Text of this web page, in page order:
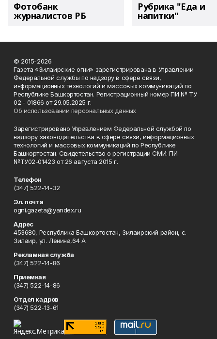
Фотобанк
журналистов РБ
Рубрика "Еда и
напитки"
© 2015-2026
Газета «Зилаирские огни» зарегистрирована в Управлении
Федеральной службы по надзору в сфере связи,
информационных технологий и массовых коммуникаций по
Республике Башкортостан. Регистрационный номер ПИ № ТУ
02 - 01866 от 29.05.2025 г.
Об использовании персональных данных
Зарегистрировано Управлением Федеральной службой по
надзору законодательства в сфере связи, информационных
технологий и массовых коммуникаций по Республике
Башкортостан. Свидетельство о регистрации СМИ: ПИ
№ТУ02-01423 от 26 августа 2015 г.
Телефон
(347) 522-14-32
Эл. почта
ogni.gazeta@yandex.ru
Адрес
453680, Республика Башкортостан, Зилаирский район, с.
Зилаир, ул. Ленина,64 А
Рекламная служба
(347) 522-14-86
Приемная
(347) 522-14-86
Отдел кадров
(347) 522-13-61